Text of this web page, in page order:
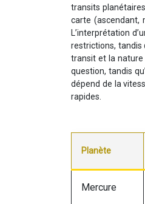
transits
carte (ascendant,
L’interprétation
restrictions, tandis
transit et la nature
question, tandis
dépend de la
rapides.
Planète
Mercure